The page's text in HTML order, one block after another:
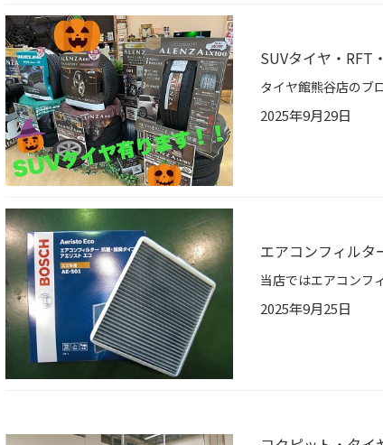
SUVタイヤ・RFT
2025年9月29日
エアコンフィルタ
2025年9月25日